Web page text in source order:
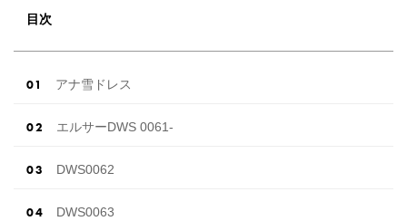
目次
アナ雪ドレス
エルサーDWS 0061-
DWS0062
DWS0063